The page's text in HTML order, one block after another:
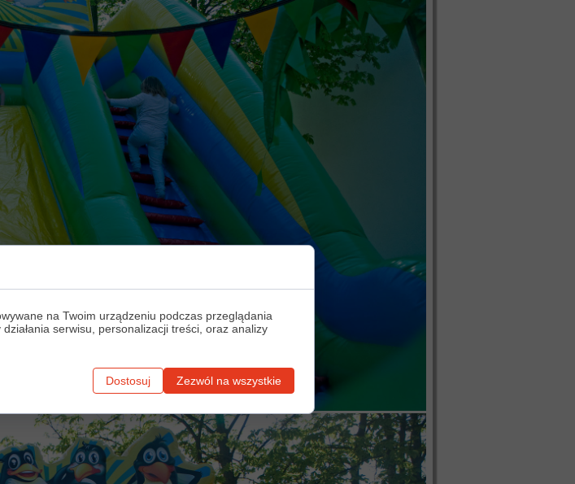
na Twoim urządzeniu podczas przeglądania
serwisu, personalizacji treści, oraz analizy
Dostosuj Zezwól na wszystkie